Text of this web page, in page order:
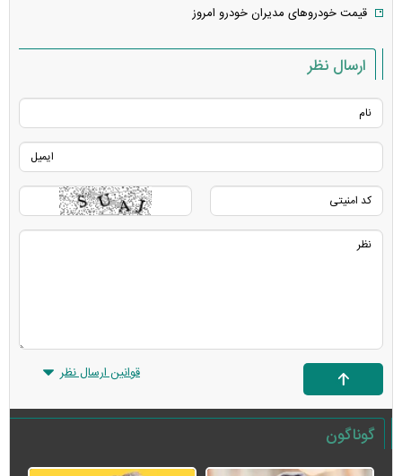
قیمت خودرو‌های مدیران خودرو امروز
ارسال نظر
قوانین ارسال نظر
گوناگون